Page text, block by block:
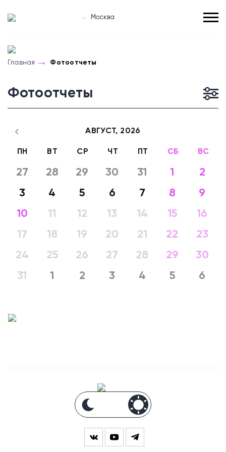
Москва
Главная Фотоотчеты
Фотоотчеты
АВГУСТ, 2026
ПН ВТ СР ЧТ ПТ СБ ВС
27 28 29 30 31 1
2
3
4 5 6 7 8
9
10
11 12 13 14 15
16
17
18 19 20 21 22
23
24
25 26 27 28 29
30
31
1 2 3 4 5 6